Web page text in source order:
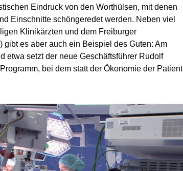
Eindruck von den Worthülsen, mit denen
Einschnitte schöngeredet werden. Neben viel
Klinikärzten und dem Freiburger
gibt es aber auch ein Beispiel des Guten: Am
etwa setzt der neue Geschäftsführer Rudolf
bei dem statt der Ökonomie der Patient